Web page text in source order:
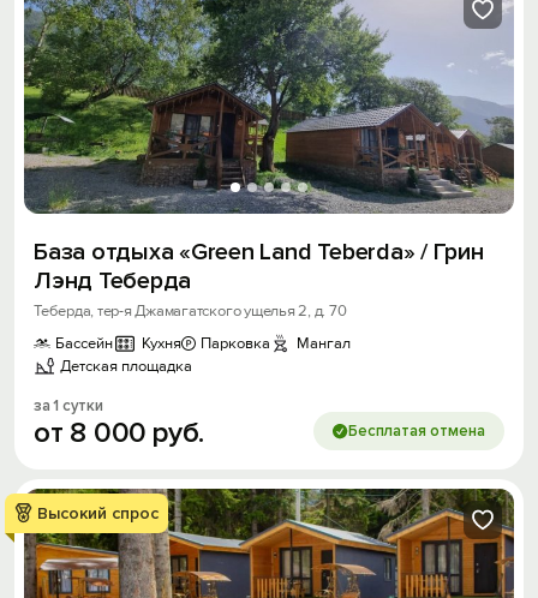
База отдыха «Green Land Teberda» / Грин
Лэнд Теберда
Теберда, тер-я Джамагатского ущелья 2, д. 70
Бассейн
Кухня Парковка
Мангал
Детская площадка
за 1 сутки
от 8 000 руб. Бесплатая отмена
Высокий спрос